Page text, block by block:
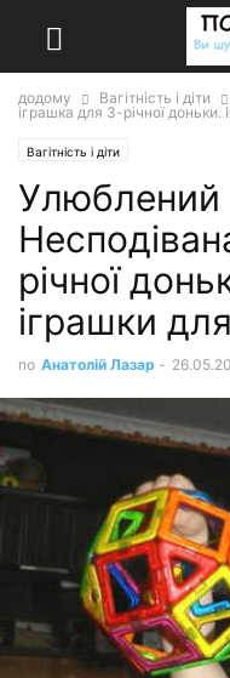
додому Вагітність і діти
іграшка для 3-річної доньки.
Вагітність і діти
Улюблений
річної
іграшки
по Анатолій Лазар -